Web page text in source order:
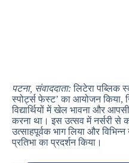
पटना, संवाददाता: लिटेरा पब्लिक
स्पोर्ट्स फेस्ट’ का आयोजन किया,
विद्यार्थियों में खेल भावना और आपसी
करना था। इस उत्सव में नर्सरी से
उत्साहपूर्वक भाग लिया और
प्रतिभा का प्रदर्शन किया।